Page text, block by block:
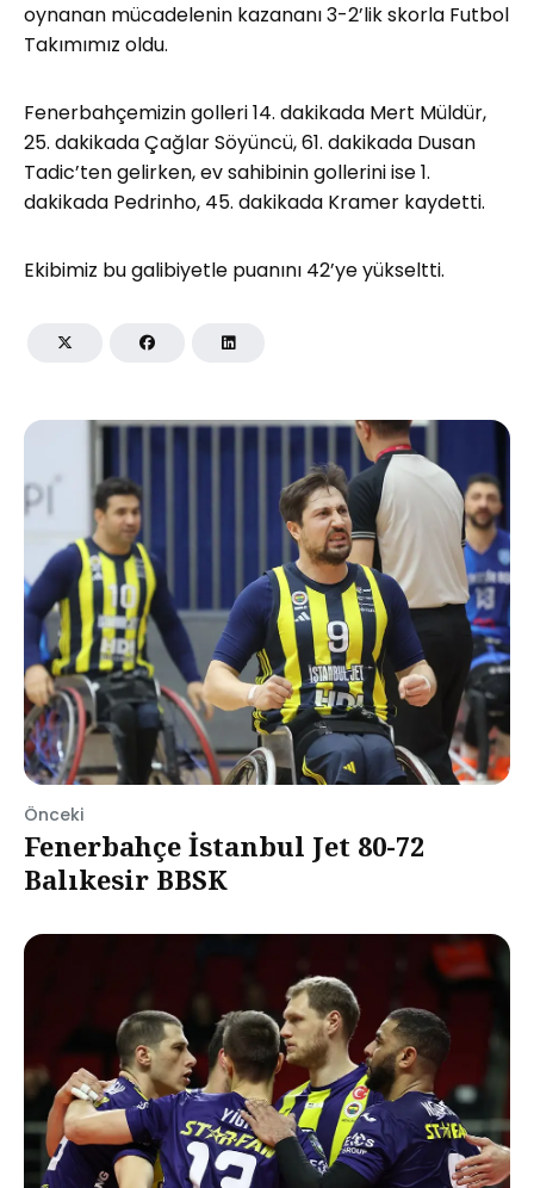
oynanan mücadelenin kazananı 3-2’lik skorla Futbol
Takımımız oldu.
Fenerbahçemizin golleri 14. dakikada Mert Müldür,
25. dakikada Çağlar Söyüncü, 61. dakikada Dusan
Tadic’ten gelirken, ev sahibinin gollerini ise 1.
dakikada Pedrinho, 45. dakikada Kramer kaydetti.
Ekibimiz bu galibiyetle puanını 42’ye yükseltti.
Önceki
Fenerbahçe İstanbul Jet 80-72
Balıkesir BBSK